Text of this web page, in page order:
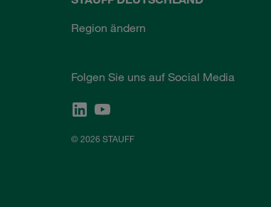
Region ändern
Folgen Sie uns auf Social Media
© 2026 STAUFF